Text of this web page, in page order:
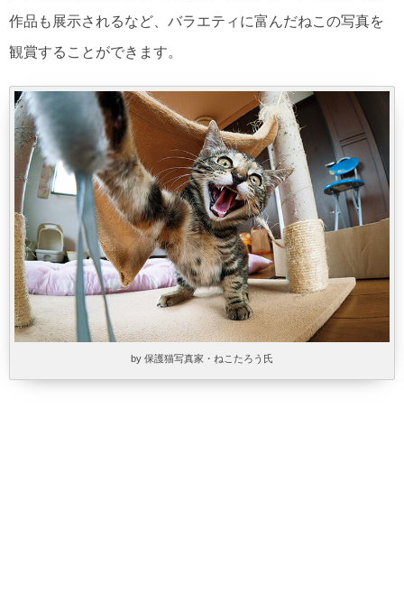
作品も展示されるなど、バラエティに富んだねこの写真を
観賞することができます。
by 保護猫写真家・ねこたろう氏